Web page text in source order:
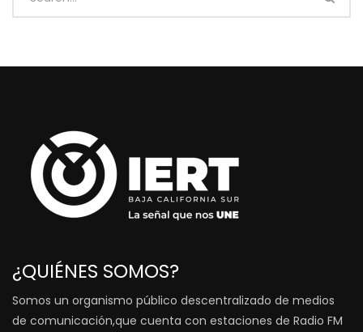
¿QUIÉNES SOMOS?
Somos un organismo público descentralizado de medios
de comunicación,que cuenta con estaciones de Radio FM